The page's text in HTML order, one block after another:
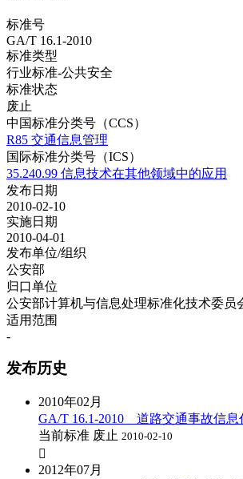
标准号
GA/T 16.1-2010
标准类型
行业标准-公共安全
标准状态
废止
中国标准分类号（CCS）
R85 交通信息管理
国际标准分类号（ICS）
35.240.99 信息技术在其他领域中的应用
发布日期
2010-02-10
实施日期
2010-04-01
发布单位/组织
公安部
归口单位
公安部计算机与信息处理标准化技术委员
适用范围
-
发布历史
2010年02月
GA/T 16.1-2010 道路交通事故信息
当前标准 废止 2010-02-10

2012年07月